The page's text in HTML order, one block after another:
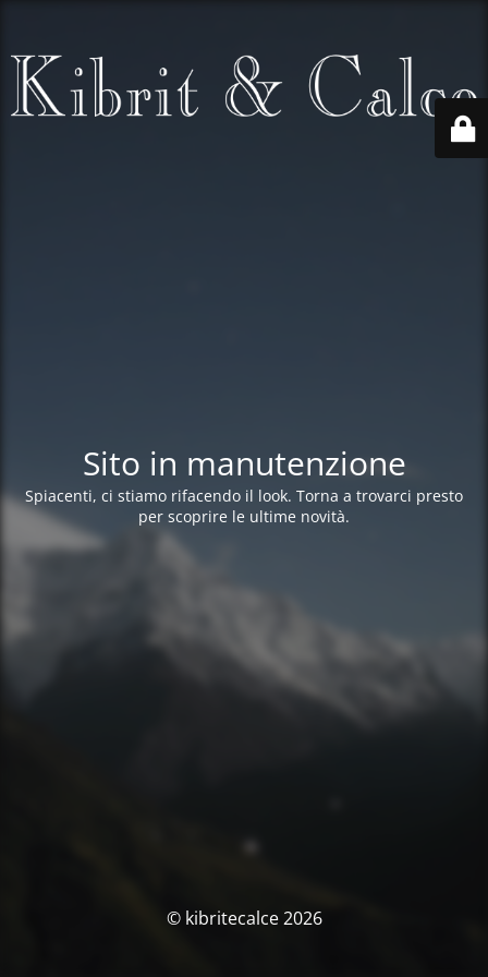
Sito in manutenzione
Spiacenti, ci stiamo rifacendo il look. Torna a trovarci presto
per scoprire le ultime novità.
© kibritecalce 2026